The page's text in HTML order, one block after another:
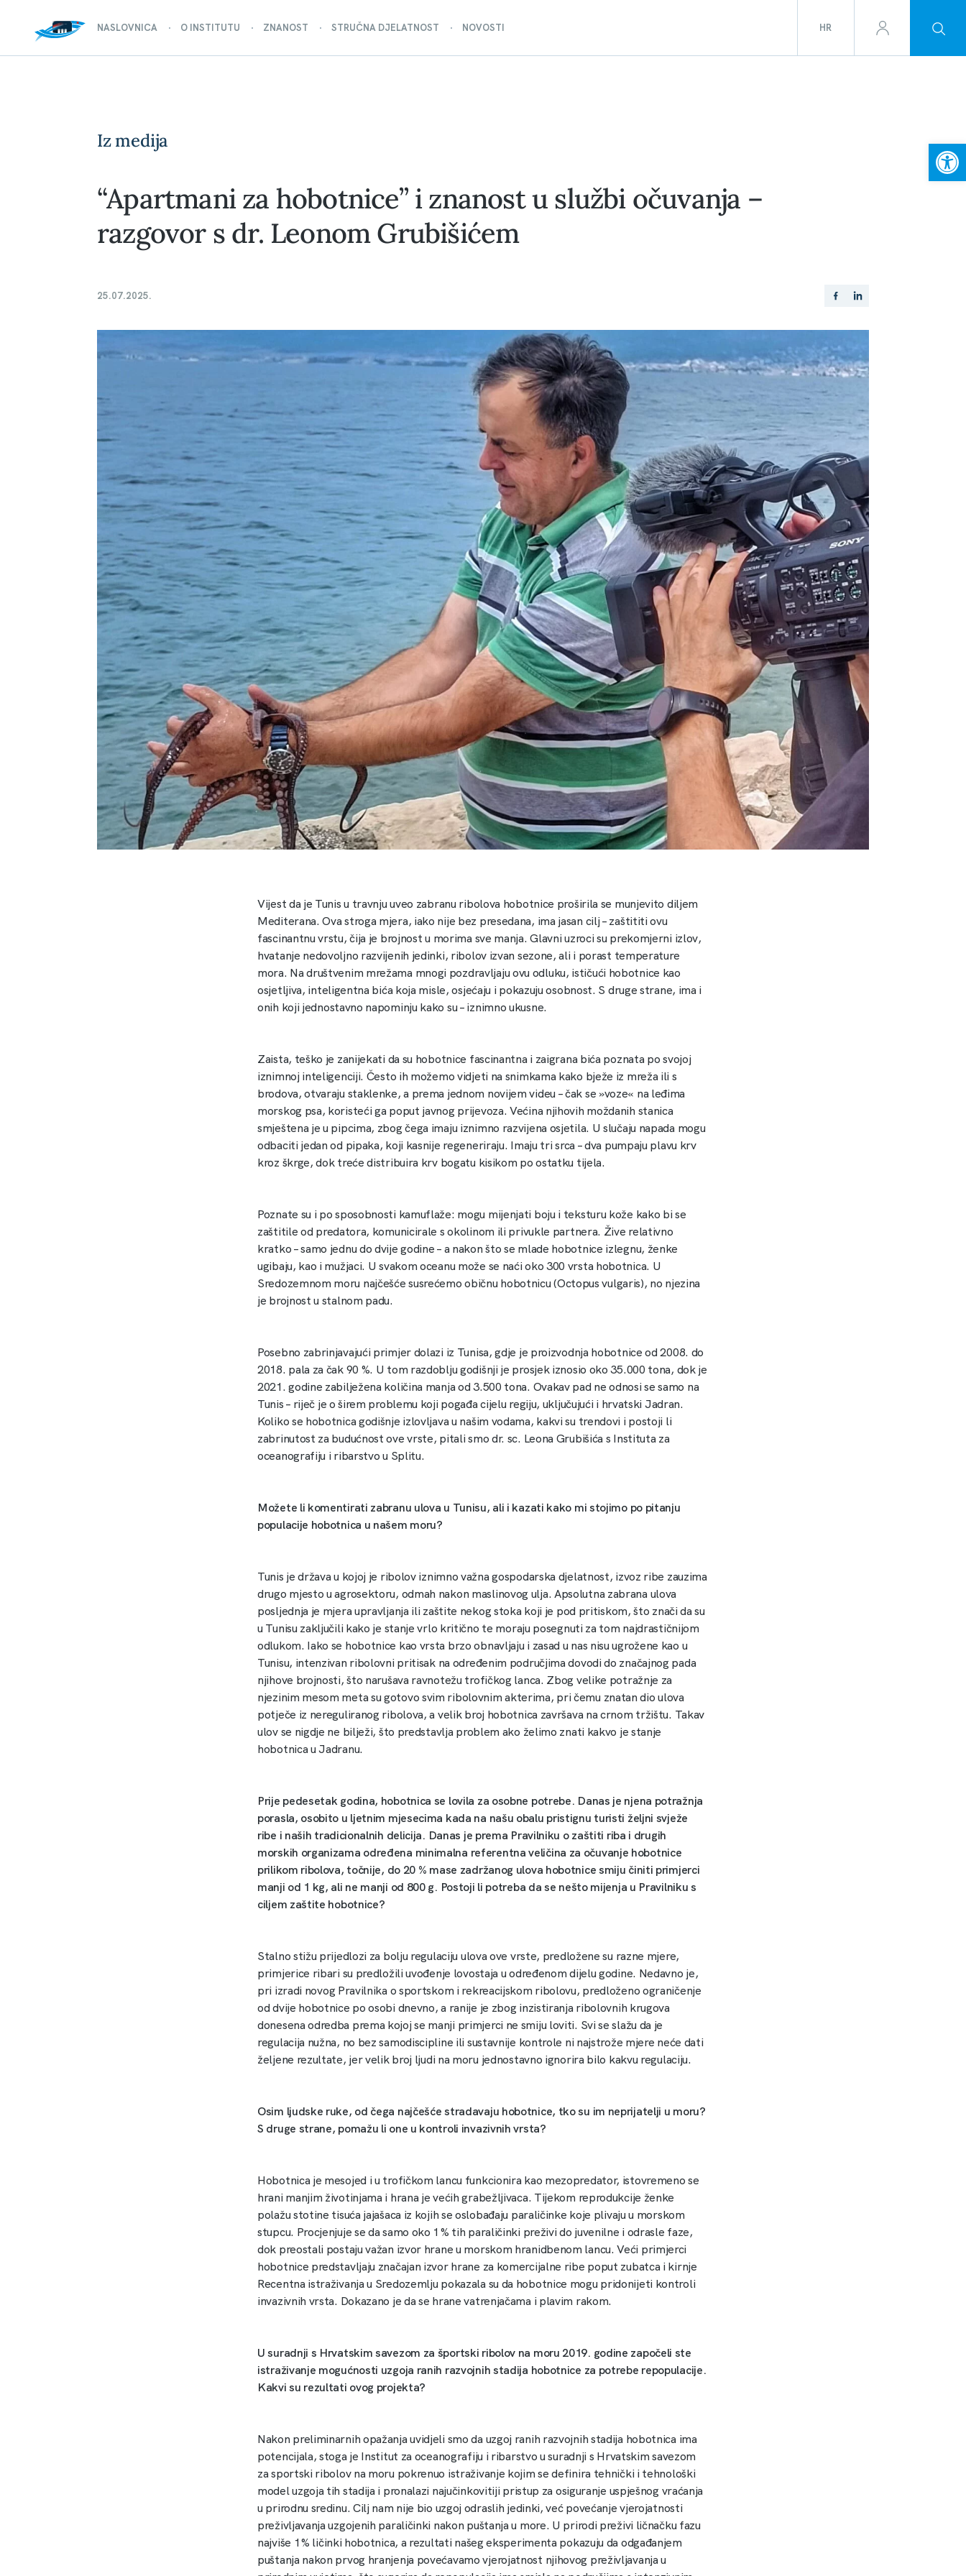
NASLOVNICA O INSTITUTU ZNANOST STRUČNA DJELATNOST NOVOSTI HR
Iz medija
“Apartmani za hobotnice” i znanost u službi očuvanja –
razgovor s dr. Leonom Grubišićem
25.07.2025.
Vijest da je Tunis u travnju uveo zabranu ribolova hobotnice proširila se munjevito diljem
Mediterana. Ova stroga mjera, iako nije bez presedana, ima jasan cilj – zaštititi ovu
fascinantnu vrstu, čija je brojnost u morima sve manja. Glavni uzroci su prekomjerni izlov,
hvatanje nedovoljno razvijenih jedinki, ribolov izvan sezone, ali i porast temperature
mora. Na društvenim mrežama mnogi pozdravljaju ovu odluku, ističući hobotnice kao
osjetljiva, inteligentna bića koja misle, osjećaju i pokazuju osobnost. S druge strane, ima i
onih koji jednostavno napominju kako su – iznimno ukusne.
Zaista, teško je zanijekati da su hobotnice fascinantna i zaigrana bića poznata po svojoj
iznimnoj inteligenciji. Često ih možemo vidjeti na snimkama kako bježe iz mreža ili s
brodova, otvaraju staklenke, a prema jednom novijem videu – čak se »voze« na leđima
morskog psa, koristeći ga poput javnog prijevoza. Većina njihovih moždanih stanica
smještena je u pipcima, zbog čega imaju iznimno razvijena osjetila. U slučaju napada mogu
odbaciti jedan od pipaka, koji kasnije regeneriraju. Imaju tri srca – dva pumpaju plavu krv
kroz škrge, dok treće distribuira krv bogatu kisikom po ostatku tijela.
Poznate su i po sposobnosti kamuflaže: mogu mijenjati boju i teksturu kože kako bi se
zaštitile od predatora, komunicirale s okolinom ili privukle partnera. Žive relativno
kratko – samo jednu do dvije godine – a nakon što se mlade hobotnice izlegnu, ženke
ugibaju, kao i mužjaci. U svakom oceanu može se naći oko 300 vrsta hobotnica. U
Sredozemnom moru najčešće susrećemo običnu hobotnicu (Octopus vulgaris), no njezina
je brojnost u stalnom padu.
Posebno zabrinjavajući primjer dolazi iz Tunisa, gdje je proizvodnja hobotnice od 2008. do
2018. pala za čak 90 %. U tom razdoblju godišnji je prosjek iznosio oko 35.000 tona, dok je
2021. godine zabilježena količina manja od 3.500 tona. Ovakav pad ne odnosi se samo na
Tunis – riječ je o širem problemu koji pogađa cijelu regiju, uključujući i hrvatski Jadran.
Koliko se hobotnica godišnje izlovljava u našim vodama, kakvi su trendovi i postoji li
zabrinutost za budućnost ove vrste, pitali smo dr. sc. Leona Grubišića s Instituta za
oceanografiju i ribarstvo u Splitu.
Možete li komentirati zabranu ulova u Tunisu, ali i kazati kako mi stojimo po pitanju
populacije hobotnica u našem moru?
Tunis je država u kojoj je ribolov iznimno važna gospodarska djelatnost, izvoz ribe zauzima
drugo mjesto u agrosektoru, odmah nakon maslinovog ulja. Apsolutna zabrana ulova
posljednja je mjera upravljanja ili zaštite nekog stoka koji je pod pritiskom, što znači da su
u Tunisu zaključili kako je stanje vrlo kritično te moraju posegnuti za tom najdrastičnijom
odlukom. Iako se hobotnice kao vrsta brzo obnavljaju i zasad u nas nisu ugrožene kao u
Tunisu, intenzivan ribolovni pritisak na određenim područjima dovodi do značajnog pada
njihove brojnosti, što narušava ravnotežu trofičkog lanca. Zbog velike potražnje za
njezinim mesom meta su gotovo svim ribolovnim akterima, pri čemu znatan dio ulova
potječe iz nereguliranog ribolova, a velik broj hobotnica završava na crnom tržištu. Takav
ulov se nigdje ne bilježi, što predstavlja problem ako želimo znati kakvo je stanje
hobotnica u Jadranu.
Prije pedesetak godina, hobotnica se lovila za osobne potrebe. Danas je njena potražnja
porasla, osobito u ljetnim mjesecima kada na našu obalu pristignu turisti željni svježe
ribe i naših tradicionalnih delicija. Danas je prema Pravilniku o zaštiti riba i drugih
morskih organizama određena minimalna referentna veličina za očuvanje hobotnice
prilikom ribolova, točnije, do 20 % mase zadržanog ulova hobotnice smiju činiti primjerci
manji od 1 kg, ali ne manji od 800 g. Postoji li potreba da se nešto mijenja u Pravilniku s
ciljem zaštite hobotnice?
Stalno stižu prijedlozi za bolju regulaciju ulova ove vrste, predložene su razne mjere,
primjerice ribari su predložili uvođenje lovostaja u određenom dijelu godine. Nedavno je,
pri izradi novog Pravilnika o sportskom i rekreacijskom ribolovu, predloženo ograničenje
od dvije hobotnice po osobi dnevno, a ranije je zbog inzistiranja ribolovnih krugova
donesena odredba prema kojoj se manji primjerci ne smiju loviti. Svi se slažu da je
regulacija nužna, no bez samodiscipline ili sustavnije kontrole ni najstrože mjere neće dati
željene rezultate, jer velik broj ljudi na moru jednostavno ignorira bilo kakvu regulaciju.
Osim ljudske ruke, od čega najčešće stradavaju hobotnice, tko su im neprijatelji u moru?
S druge strane, pomažu li one u kontroli invazivnih vrsta?
Hobotnica je mesojed i u trofičkom lancu funkcionira kao mezopredator, istovremeno se
hrani manjim životinjama i hrana je većih grabežljivaca. Tijekom reprodukcije ženke
polažu stotine tisuća jajašaca iz kojih se oslobađaju paraličinke koje plivaju u morskom
stupcu. Procjenjuje se da samo oko 1 % tih paraličinki preživi do juvenilne i odrasle faze,
dok preostali postaju važan izvor hrane u morskom hranidbenom lancu. Veći primjerci
hobotnice predstavljaju značajan izvor hrane za komercijalne ribe poput zubatca i kirnje
Recentna istraživanja u Sredozemlju pokazala su da hobotnice mogu pridonijeti kontroli
invazivnih vrsta. Dokazano je da se hrane vatrenjačama i plavim rakom.
U suradnji s Hrvatskim savezom za športski ribolov na moru 2019. godine započeli ste
istraživanje mogućnosti uzgoja ranih razvojnih stadija hobotnice za potrebe repopulacije.
Kakvi su rezultati ovog projekta?
Nakon preliminarnih opažanja uvidjeli smo da uzgoj ranih razvojnih stadija hobotnica ima
potencijala, stoga je Institut za oceanografiju i ribarstvo u suradnji s Hrvatskim savezom
za sportski ribolov na moru pokrenuo istraživanje kojim se definira tehnički i tehnološki
model uzgoja tih stadija i pronalazi najučinkovitiji pristup za osiguranje uspješnog vraćanja
u prirodnu sredinu. Cilj nam nije bio uzgoj odraslih jedinki, već povećanje vjerojatnosti
preživljavanja uzgojenih paraličinki nakon puštanja u more. U prirodi preživi ličnačku fazu
najviše 1 % ličinki hobotnica, a rezultati našeg eksperimenta pokazuju da odgađanjem
puštanja nakon prvog hranjenja povećavamo vjerojatnost njihovog preživljavanja u